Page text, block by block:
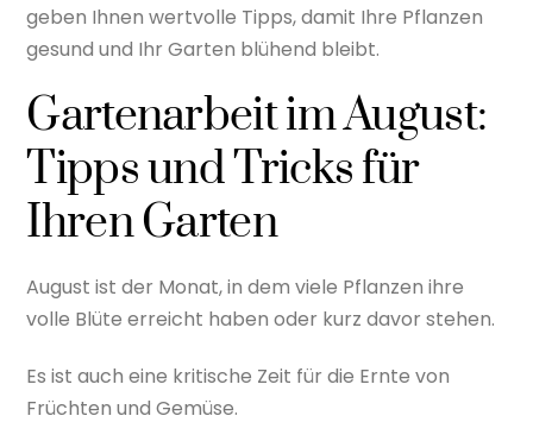
geben Ihnen wertvolle Tipps, damit Ihre Pflanzen
gesund und Ihr Garten blühend bleibt.
Gartenarbeit im August:
Tipps und Tricks für
Ihren Garten
August ist der Monat, in dem viele Pflanzen ihre
volle Blüte erreicht haben oder kurz davor stehen.
Es ist auch eine kritische Zeit für die Ernte von
Früchten und Gemüse.